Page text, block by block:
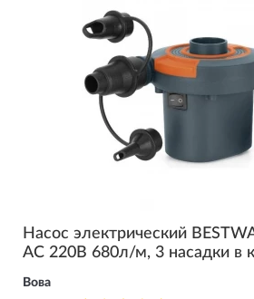
Насос электрический
AC 220В 680л/м, 3 насадки в
Вова